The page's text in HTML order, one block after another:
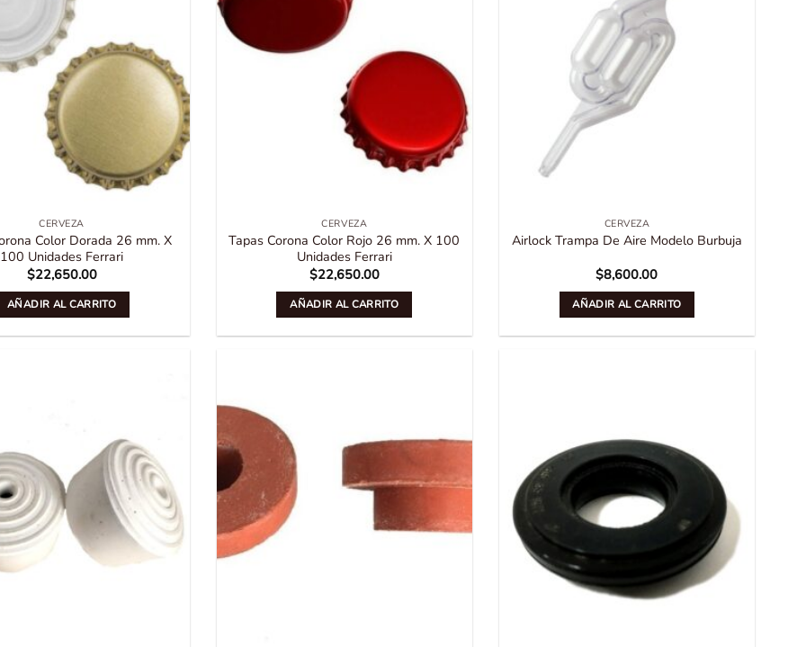
CERVEZA
Color Dorada 26 mm. X
100 Unidades Ferrari
$22,650.00
AÑADIR AL CARRITO
CERVEZA
Tapas Corona Color Rojo 26 mm. X 100
Unidades Ferrari
$22,650.00
AÑADIR AL CARRITO
CERVEZA
Airlock Trampa De Aire Modelo Burbuja
$8,600.00
AÑADIR AL CARRITO